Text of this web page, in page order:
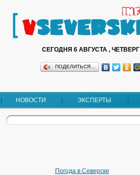
СЕГОДНЯ 6 АВГУСТА , ЧЕТВЕРГ
ПОДЕЛИТЬСЯ…
НОВОСТИ ЭКСПЕРТЫ
Погода в Северске